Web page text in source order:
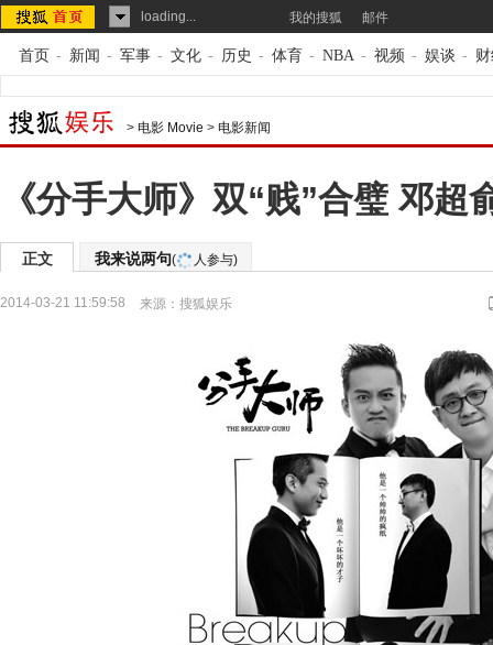
loading... 我的搜狐 邮件
首页 - 新闻 - 军事 - 文化 - 历史 - 体育 - NBA - 视频 - 娱谈 -
> 电影 Movie > 电影新闻
《分手大师》双“贱”合璧 邓超
正文 我来说两句( 人参与)
2014-03-21 11:59:58 来源： 搜狐娱乐